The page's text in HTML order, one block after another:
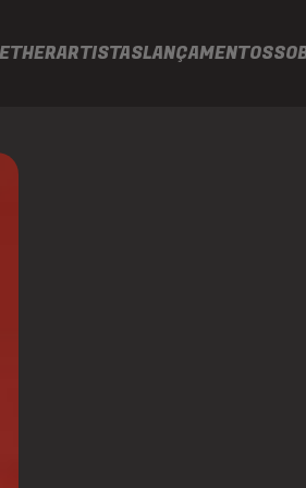
ARTISTASLANÇAMENTOS